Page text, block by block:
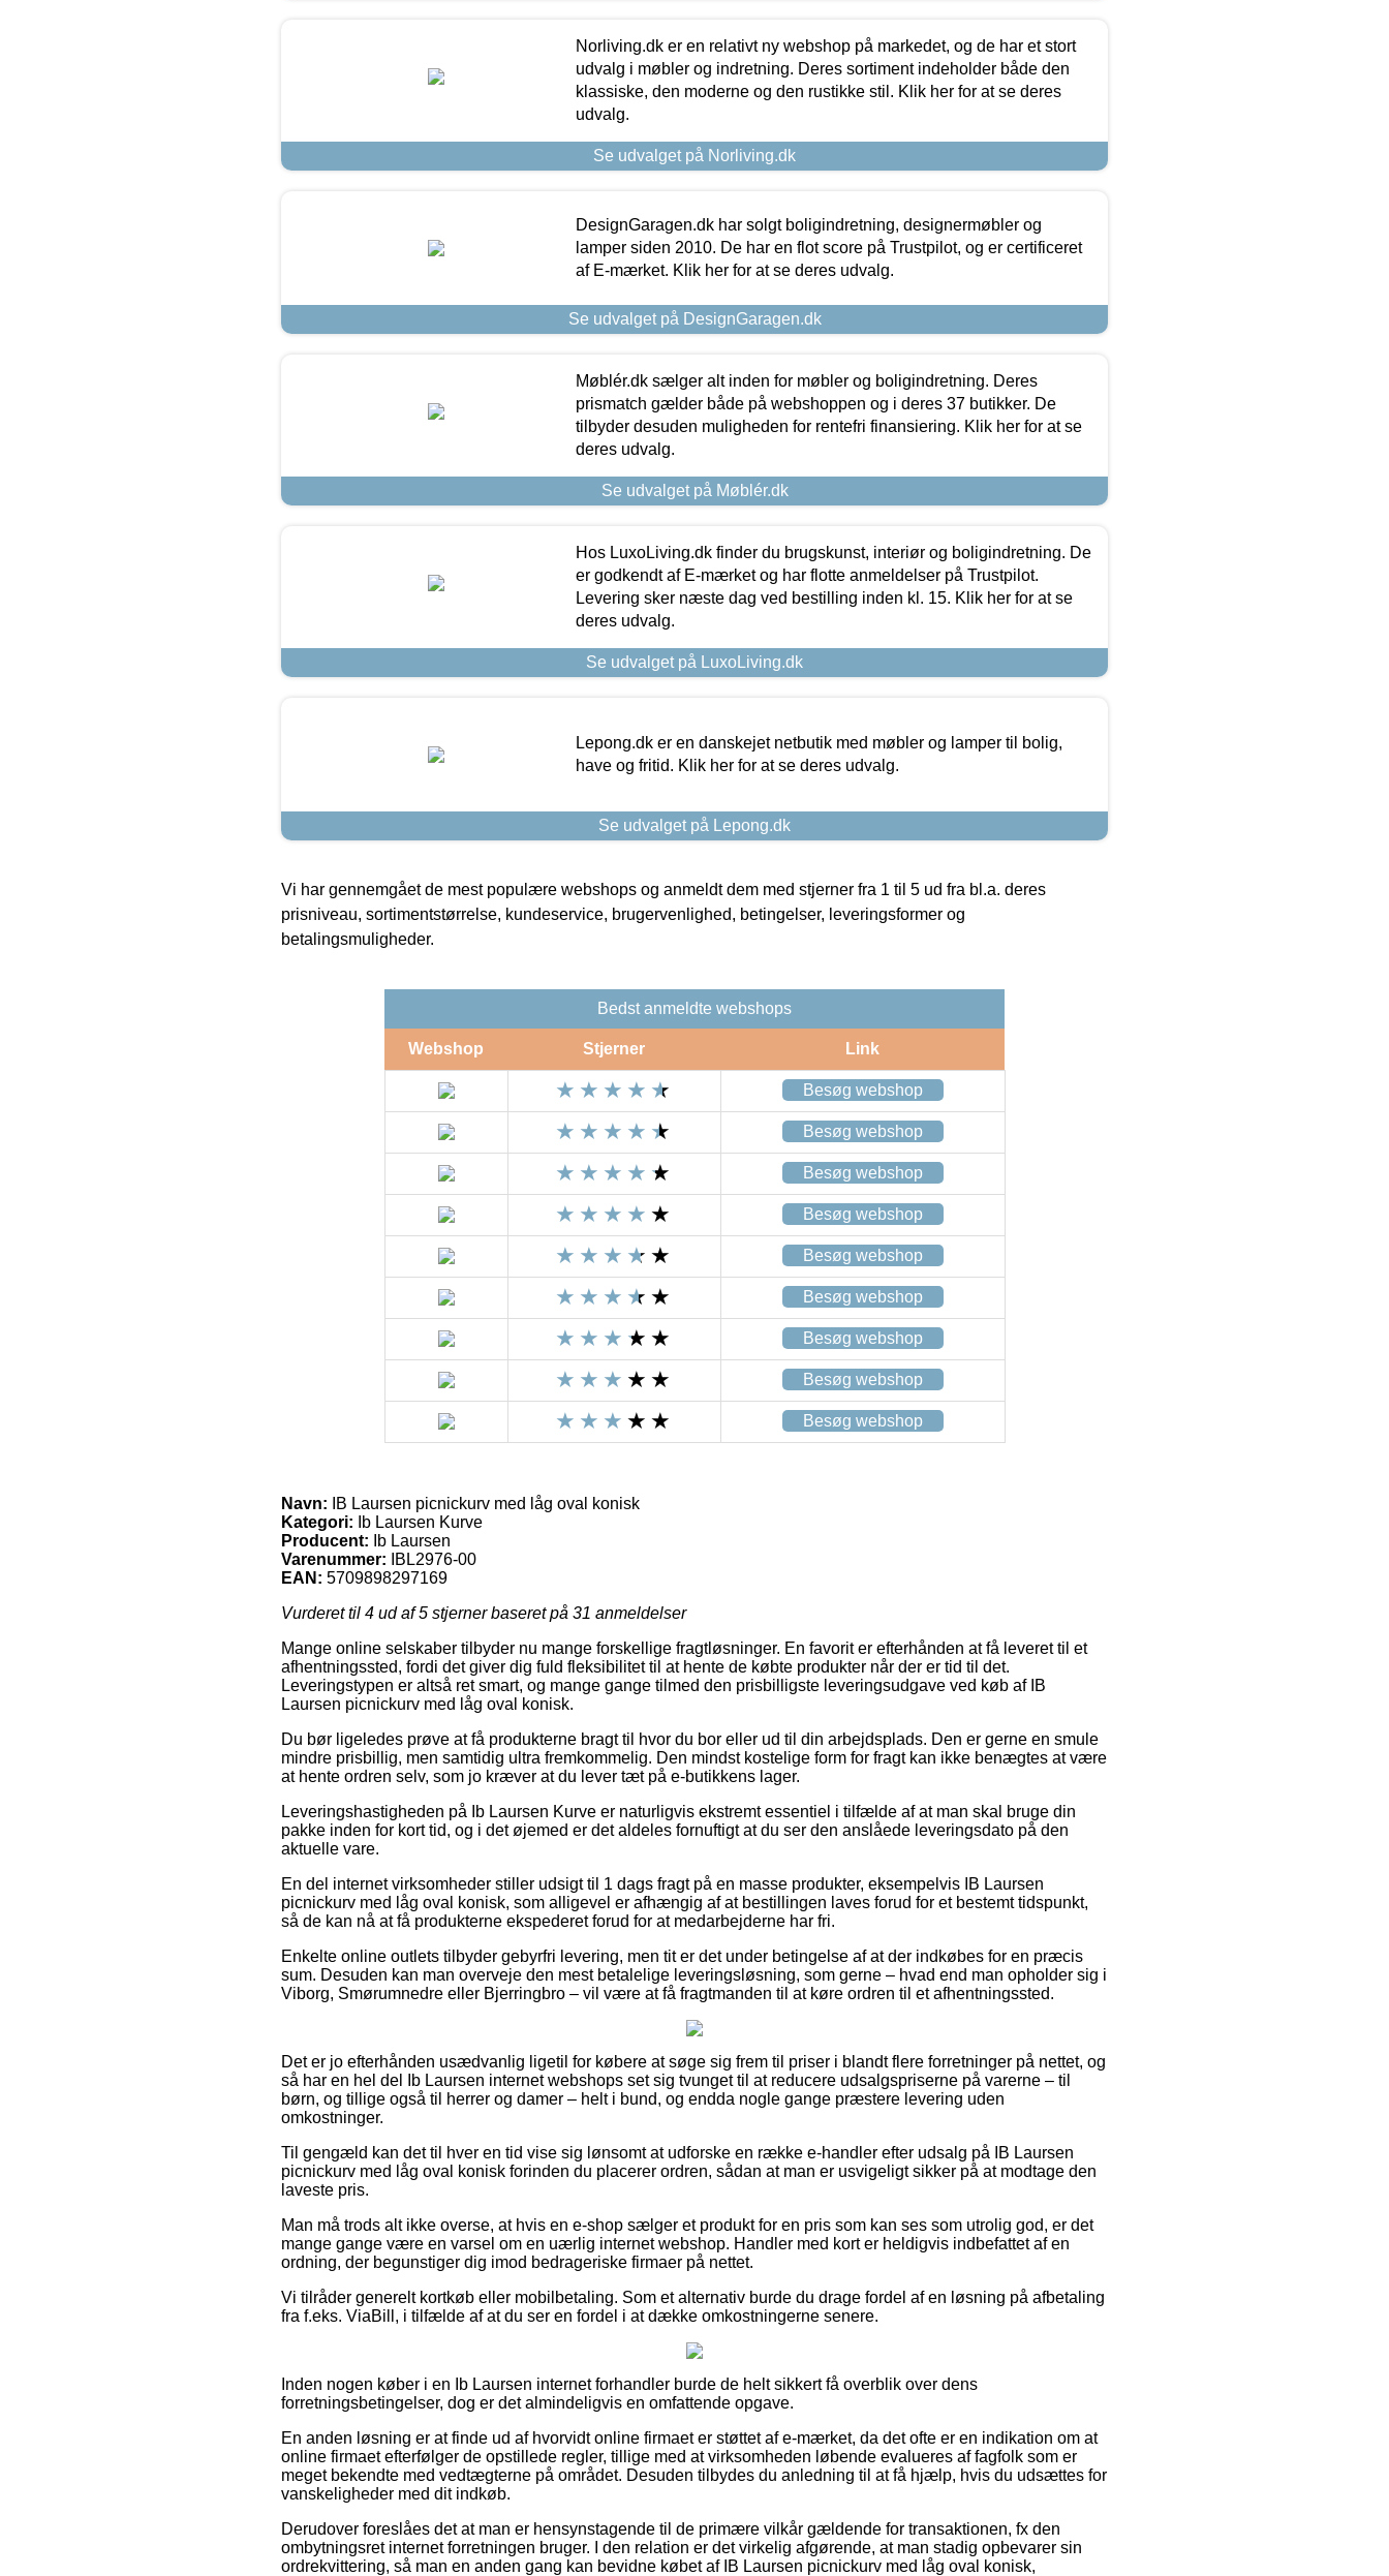
Norliving.dk er en relativt ny webshop på markedet, og de har et stort
udvalg i møbler og indretning. Deres sortiment indeholder både den
klassiske, den moderne og den rustikke stil. Klik her for at se deres
udvalg.
Se udvalget på Norliving.dk
DesignGaragen.dk har solgt boligindretning, designermøbler og
lamper siden 2010. De har en flot score på Trustpilot, og er certificeret
af E-mærket. Klik her for at se deres udvalg.
Se udvalget på DesignGaragen.dk
Møblér.dk sælger alt inden for møbler og boligindretning. Deres
prismatch gælder både på webshoppen og i deres 37 butikker. De
tilbyder desuden muligheden for rentefri finansiering. Klik her for at se
deres udvalg.
Se udvalget på Møblér.dk
Hos LuxoLiving.dk finder du brugskunst, interiør og boligindretning. De
er godkendt af E-mærket og har flotte anmeldelser på Trustpilot.
Levering sker næste dag ved bestilling inden kl. 15. Klik her for at se
deres udvalg.
Se udvalget på LuxoLiving.dk
Lepong.dk er en danskejet netbutik med møbler og lamper til bolig,
have og fritid. Klik her for at se deres udvalg.
Se udvalget på Lepong.dk
Vi har gennemgået de mest populære webshops og anmeldt dem med stjerner fra 1 til 5 ud fra bl.a. deres
prisniveau, sortimentstørrelse, kundeservice, brugervenlighed, betingelser, leveringsformer og
betalingsmuligheder.
Bedst anmeldte webshops
Webshop Stjerner Link
Besøg webshop
Besøg webshop
Besøg webshop
Besøg webshop
Besøg webshop
Besøg webshop
Besøg webshop
Besøg webshop
Besøg webshop
Navn: IB Laursen picnickurv med låg oval konisk
Kategori: Ib Laursen Kurve
Producent:
Ib Laursen
Varenummer:
IBL2976-00
EAN: 5709898297169
Vurderet til 4 ud af 5 stjerner baseret på 31 anmeldelser
Mange online selskaber tilbyder nu mange forskellige fragtløsninger. En favorit er efterhånden at få leveret til et
afhentningssted, fordi det giver dig fuld fleksibilitet til at hente de købte produkter når der er tid til det.
Leveringstypen er altså ret smart, og mange gange tilmed den prisbilligste leveringsudgave ved køb af IB
Laursen picnickurv med låg oval konisk.
Du bør ligeledes prøve at få produkterne bragt til hvor du bor eller ud til din arbejdsplads. Den er gerne en smule
mindre prisbillig, men samtidig ultra fremkommelig. Den mindst kostelige form for fragt kan ikke benægtes at være
at hente ordren selv, som jo kræver at du lever tæt på e-butikkens lager.
Leveringshastigheden på Ib Laursen Kurve er naturligvis ekstremt essentiel i tilfælde af at man skal bruge din
pakke inden for kort tid, og i det øjemed er det aldeles fornuftigt at du ser den anslåede leveringsdato på den
aktuelle vare.
En del internet virksomheder stiller udsigt til 1 dags fragt på en masse produkter, eksempelvis IB Laursen
picnickurv med låg oval konisk, som alligevel er afhængig af at bestillingen laves forud for et bestemt tidspunkt,
så de kan nå at få produkterne ekspederet forud for at medarbejderne har fri.
Enkelte online outlets tilbyder gebyrfri levering, men tit er det under betingelse af at der indkøbes for en præcis
sum. Desuden kan man overveje den mest betalelige leveringsløsning, som gerne – hvad end man opholder sig i
Viborg, Smørumnedre eller Bjerringbro – vil være at få fragtmanden til at køre ordren til et afhentningssted.
Det er jo efterhånden usædvanlig ligetil for købere at søge sig frem til priser i blandt flere forretninger på nettet, og
så har en hel del Ib Laursen internet webshops set sig tvunget til at reducere udsalgspriserne på varerne – til
børn, og tillige også til herrer og damer – helt i bund, og endda nogle gange præstere levering uden
omkostninger.
Til gengæld kan det til hver en tid vise sig lønsomt at udforske en række e-handler efter udsalg på IB Laursen
picnickurv med låg oval konisk forinden du placerer ordren, sådan at man er usvigeligt sikker på at modtage den
laveste pris.
Man må trods alt ikke overse, at hvis en e-shop sælger et produkt for en pris som kan ses som utrolig god, er det
mange gange være en varsel om en uærlig internet webshop. Handler med kort er heldigvis indbefattet af en
ordning, der begunstiger dig imod bedrageriske firmaer på nettet.
Vi tilråder generelt kortkøb eller mobilbetaling. Som et alternativ burde du drage fordel af en løsning på afbetaling
fra f.eks. ViaBill, i tilfælde af at du ser en fordel i at dække omkostningerne senere.
Inden nogen køber i en Ib Laursen internet forhandler burde de helt sikkert få overblik over dens
forretningsbetingelser, dog er det almindeligvis en omfattende opgave.
En anden løsning er at finde ud af hvorvidt online firmaet er støttet af e-mærket, da det ofte er en indikation om at
online firmaet efterfølger de opstillede regler, tillige med at virksomheden løbende evalueres af fagfolk som er
meget bekendte med vedtægterne på området. Desuden tilbydes du anledning til at få hjælp, hvis du udsættes for
vanskeligheder med dit indkøb.
Derudover foreslåes det at man er hensynstagende til de primære vilkår gældende for transaktionen, fx den
ombytningsret internet forretningen bruger. I den relation er det virkelig afgørende, at man stadig opbevarer sin
ordrekvittering, så man en anden gang kan bevidne købet af IB Laursen picnickurv med låg oval konisk,